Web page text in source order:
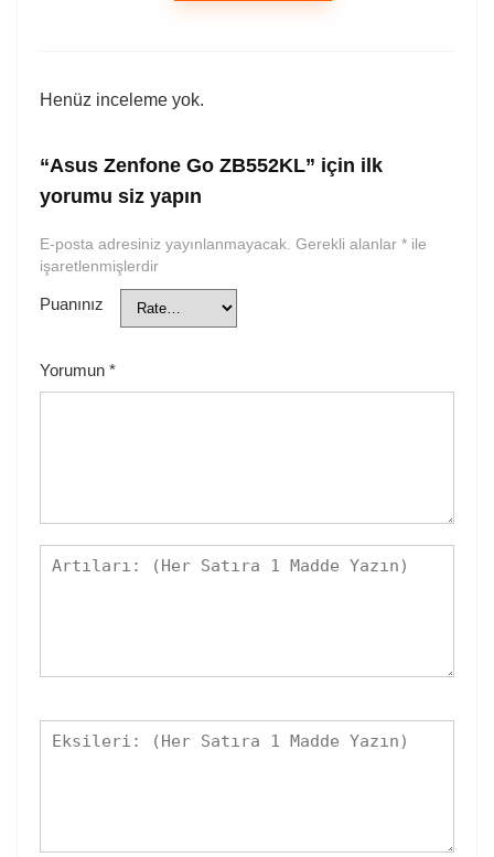
Henüz inceleme yok.
“Asus Zenfone Go ZB552KL” için ilk
yorumu siz yapın
E-posta adresiniz yayınlanmayacak. Gerekli alanlar * ile
işaretlenmişlerdir
Puanınız
Yorumun *